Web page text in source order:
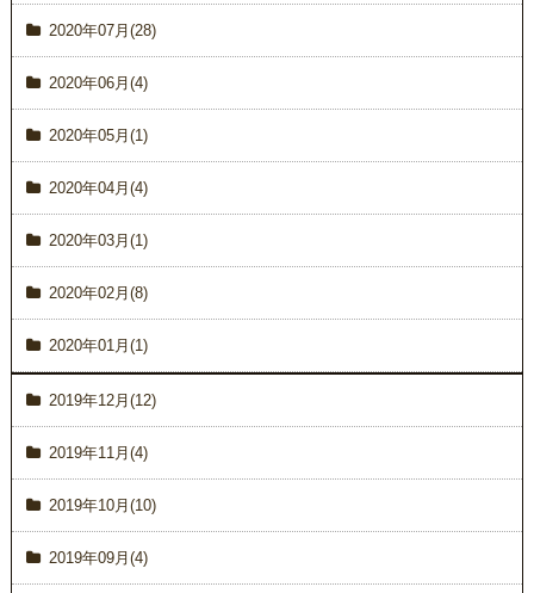
2020年07月(28)
2020年06月(4)
2020年05月(1)
2020年04月(4)
2020年03月(1)
2020年02月(8)
2020年01月(1)
2019年12月(12)
2019年11月(4)
2019年10月(10)
2019年09月(4)